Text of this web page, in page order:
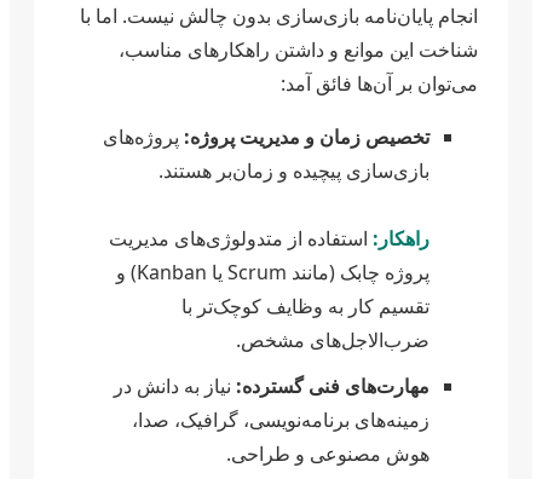
انجام پایان‌نامه بازی‌سازی بدون چالش نیست. اما با
شناخت این موانع و داشتن راهکارهای مناسب،
می‌توان بر آن‌ها فائق آمد:
تخصیص زمان و مدیریت پروژه: پروژه‌های
بازی‌سازی پیچیده و زمان‌بر هستند.
راهکار: استفاده از متدولوژی‌های مدیریت
پروژه چابک (مانند Scrum یا Kanban) و
تقسیم کار به وظایف کوچک‌تر با
ضرب‌الاجل‌های مشخص.
مهارت‌های فنی گسترده: نیاز به دانش در
زمینه‌های برنامه‌نویسی، گرافیک، صدا،
هوش مصنوعی و طراحی.